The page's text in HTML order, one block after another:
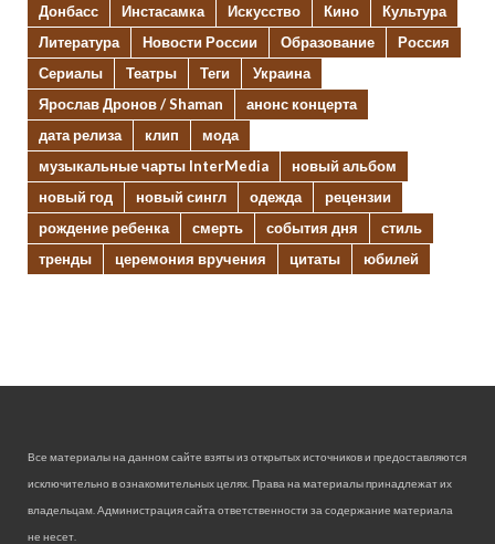
Донбасс
Инстасамка Искусство Кино
Культура
Литература
Новости России Образование
Россия
Сериалы
Театры Теги
Украина
Ярослав Дронов / Shaman
анонс концерта
дата релиза
клип
мода
музыкальные чарты InterMedia
новый альбом
новый год
новый сингл одежда
рецензии
рождение ребенка
смерть события дня
стиль
тренды
церемония вручения цитаты юбилей
Все материалы на данном сайте взяты из открытых источников и предоставляются
исключительно в ознакомительных целях. Права на материалы принадлежат их
владельцам. Администрация сайта ответственности за содержание материала
не несет.